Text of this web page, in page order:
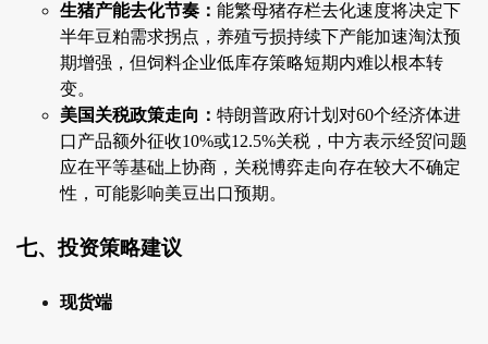
生猪产能去化节奏： 能繁母猪存栏去化速度将决定下
半年豆粕需求拐点，养殖亏损持续下产能加速淘汰预
期增强，但饲料企业低库存策略短期内难以根本转
变。
美国关税政策走向： 特朗普政府计划对60个经济体进
口产品额外征收10%或12.5%关税，中方表示经贸问题
应在平等基础上协商，关税博弈走向存在较大不确定
性，可能影响美豆出口预期。
七、投资策略建议
现货端